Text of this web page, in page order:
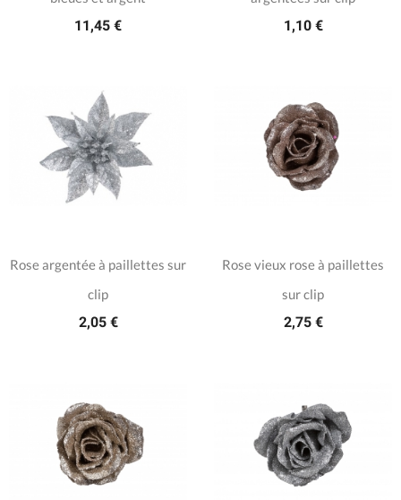
11,45 € 1,10 €
Rose argentée à paillettes sur
clip
2,05 €
Rose vieux rose à paillettes
sur clip
2,75 €